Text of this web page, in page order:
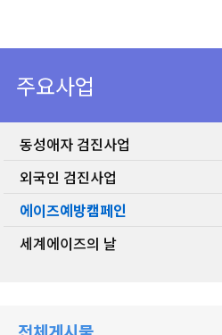
주요사업
동성애자 검진사업
외국인 검진사업
에이즈예방캠페인
세계에이즈의 날